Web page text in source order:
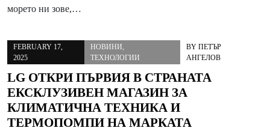
морето ни зове,…
FEBRUARY 17,
2025
НОВИНИ,
ТЕХНОЛОГИИ
BYПЕТЪР
АНГЕЛОВ
LG ОТКРИ ПЪРВИЯ В СТРАНАТА
ЕКСКЛУЗИВЕН МАГАЗИН ЗА
КЛИМАТИЧНА ТЕХНИКА И
ТЕРМОПОМПИ НА МАРКАТА